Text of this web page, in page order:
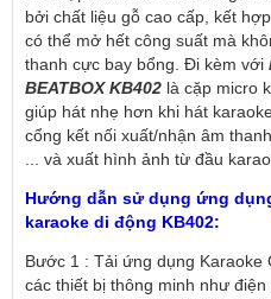
bởi chất liệu gỗ cao cấp, kết
có thể mở hết công suất mà
thanh cực bay bổng. Đi kèm với
BEATBOX KB402 là cặp micro
giúp hát nhẹ hơn khi hát
cổng kết nối xuất/nhận âm
... và xuất hình ảnh từ đầu
Hướng dẫn sử dụng ứng
karaoke di động KB402:
Bước 1 : Tải ứng dụng Karaoke
các thiết bị thông minh như